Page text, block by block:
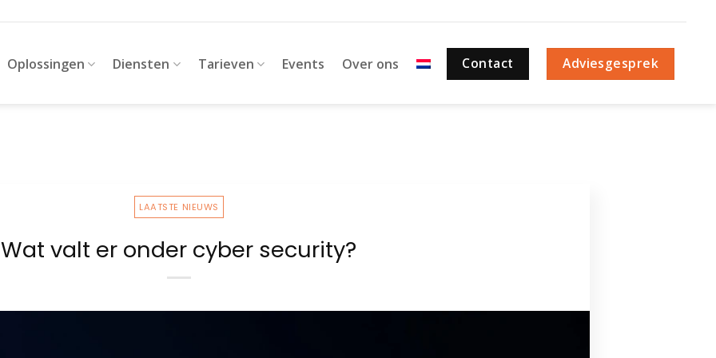
Oplossingen Diensten Tarieven Events Over ons Contact Adviesgesprek
LAATSTE NIEUWS
Wat valt er onder cyber security?